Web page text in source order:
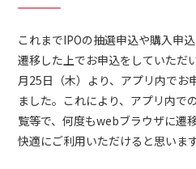
これまでIPOの抽選申込や購入申
遷移した上でお申込をしていただ
月25日（木）より、アプリ内でお
ました。これにより、アプリ内で
覧等で、何度もwebブラウザに遷
快適にご利用いただけると思います